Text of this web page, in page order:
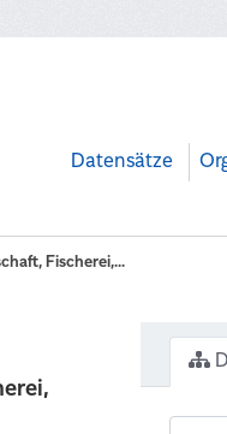
Datensätze
Fischerei,...